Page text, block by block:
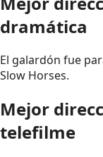
dramática
El galardón fue
Slow Horses.
Mejor
telefilme